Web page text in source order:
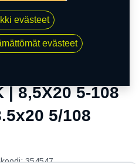
108 E45 C73,1 60 8.5x20
| 8,5X20 5-108
5/108
354547
evästeet
evästeet